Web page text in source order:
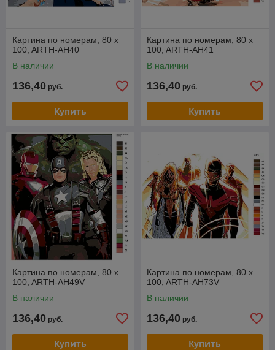
Картина по номерам, 80 x
100, ARTH-AH40
В наличии
136,40 руб.
Купить
Картина по номерам, 80 x
100, ARTH-AH41
В наличии
136,40 руб.
Купить
Картина по номерам, 80 x
100, ARTH-AH49V
В наличии
136,40 руб.
Купить
Картина по номерам, 80 x
100, ARTH-AH73V
В наличии
136,40 руб.
Купить